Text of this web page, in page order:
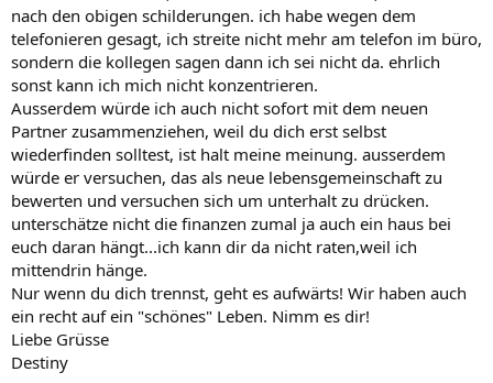
nach den obigen schilderungen. ich habe wegen dem
telefonieren gesagt, ich streite nicht mehr am telefon im büro,
sondern die kollegen sagen dann ich sei nicht da. ehrlich
sonst kann ich mich nicht konzentrieren.
Ausserdem würde ich auch nicht sofort mit dem neuen
Partner zusammenziehen, weil du dich erst selbst
wiederfinden solltest, ist halt meine meinung. ausserdem
würde er versuchen, das als neue lebensgemeinschaft zu
bewerten und versuchen sich um unterhalt zu drücken.
unterschätze nicht die finanzen zumal ja auch ein haus bei
euch daran hängt...ich kann dir da nicht raten,weil ich
mittendrin hänge.
Nur wenn du dich trennst, geht es aufwärts! Wir haben auch
ein recht auf ein "schönes" Leben. Nimm es dir!
Liebe Grüsse
Destiny